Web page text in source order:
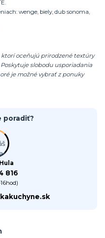
wenge, biely, dub sonoma,
ktorí oceňujú prirodzené textúry
slobodu usporiadania
je možné vybrať z ponuky
poradiť?
816